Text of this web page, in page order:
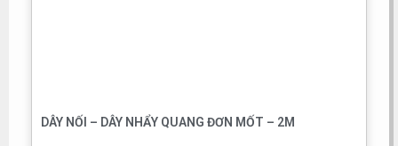
DÂY NỐI – DÂY NHẨY QUANG ĐƠN MỐT – 2M